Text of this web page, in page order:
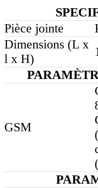
Pièce jointe
Dimensions (L x
l x H)
GSM